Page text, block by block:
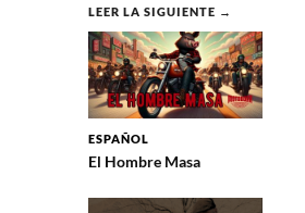
LEER LA SIGUIENTE →
ESPAÑOL
El Hombre Masa